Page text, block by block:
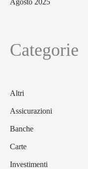
Agosto 2025
Categorie
Altri
Assicurazioni
Banche
Carte
Investimenti